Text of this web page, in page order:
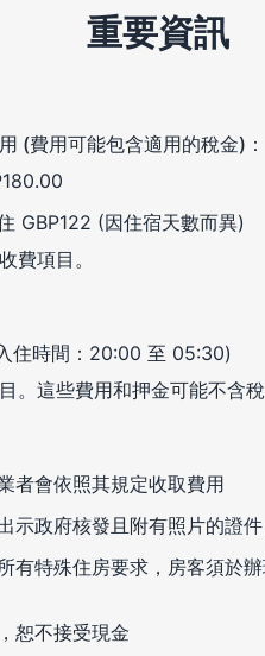
重要資訊
(費用可能包含適用的稅金)：
GBP122 (因住宿天數而異)
費項目。
住時間：20:00 至 05:30)
。這些費用和押金可能不含稅
者會依照其規定收取費用
示政府核發且附有照片的證
有特殊住房要求，房客須於
恕不接受現金